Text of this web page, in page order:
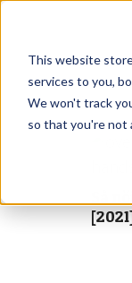
This website
services to you,
We won't track
so that you're not